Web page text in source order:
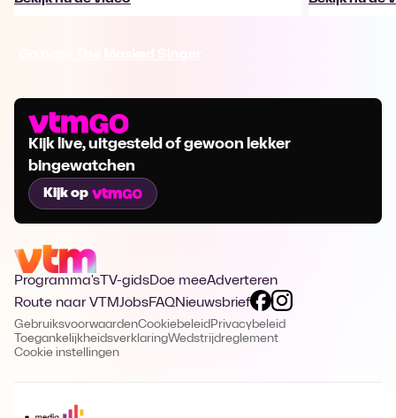
Kijk live, uitgesteld of gewoon lekker
bingewatchen
Kijk op
Programma's TV-gidsDoe meeAdverteren
Route naar VTMJobsFAQNieuwsbrief
GebruiksvoorwaardenCookiebeleid Privacybeleid
ToegankelijkheidsverklaringWedstrijdreglement
Cookie instellingen